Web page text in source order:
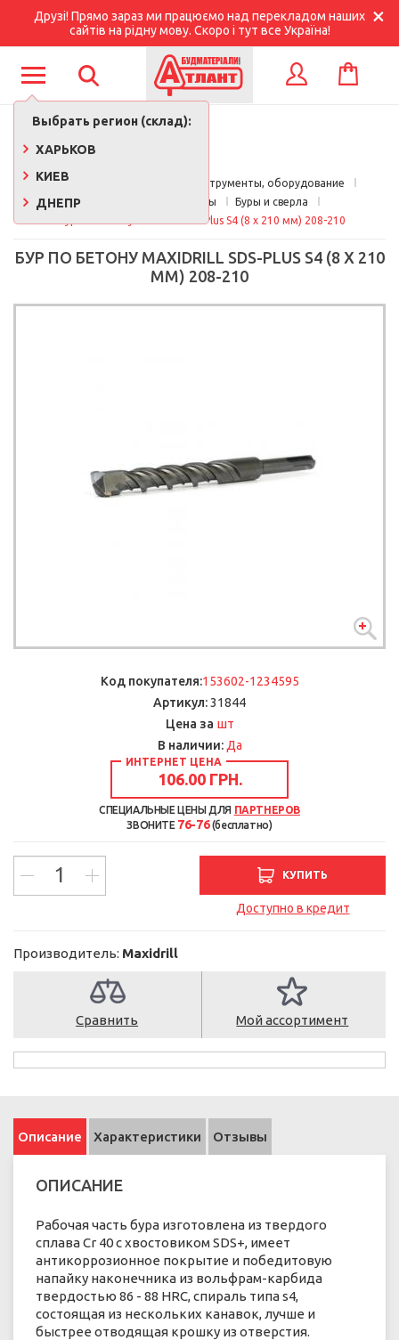
Друзі! Прямо зараз ми працюємо над перекладом наших
сайтів на рідну мову. Скоро і тут все Україна!
Выбрать регион (склад):
ХАРЬКОВ
КИЕВ
ДНЕПР
КОРЗИНА
Главная
Строительные инструменты, оборудование
Расходные материалы
Буры и сверла
Бур по бетону Maxidrill SDS-Plus S4 (8 x 210 мм) 208-210
БУР ПО БЕТОНУ MAXIDRILL SDS-PLUS S4 (8 X 210
ММ) 208-210
Код покупателя:153602-1234595
Артикул:31844
Цена за шт
В наличии: Да
ИНТЕРНЕТ ЦЕНА
106.00 ГРН.
СПЕЦИАЛЬНЫЕ ЦЕНЫ ДЛЯ ПАРТНЕРОВ
ЗВОНИТЕ 76-76(бесплатно)
КУПИТЬ
Доступно в кредит
Производитель: Maxidrill
Сравнить Мой ассортимент
Описание Характеристики Отзывы
ОПИСАНИЕ
Рабочая часть бура изготовлена из твердого
сплава Cr 40 с хвостовиком SDS+, имеет
антикоррозионное покрытие и победитовую
напайку наконечника из вольфрам-карбида
твердостью 86 - 88 HRC, спираль типа s4,
состоящая из нескольких канавок, лучше и
быстрее отводящая крошку из отверстия.